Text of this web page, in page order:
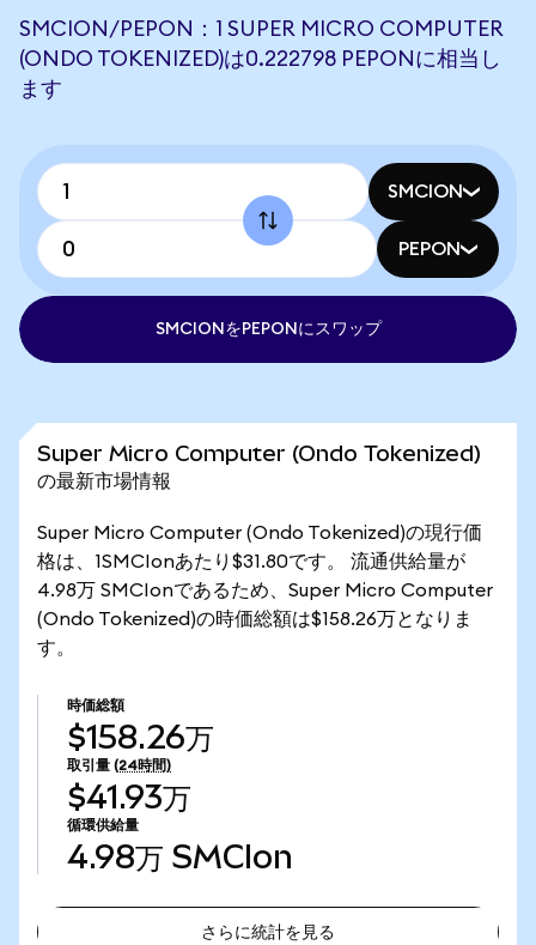
SMCION/PEPON：1 SUPER MICRO COMPUTER
(ONDO TOKENIZED)は0.222798 PEPONに相当し
ます
SMCION
PEPON
SMCIONをPEPONにスワップ
Super Micro Computer (Ondo Tokenized)
の最新市場情報
Super Micro Computer (Ondo Tokenized)の現行価
格は、1SMCIonあたり$31.80です。 流通供給量が
4.98万 SMCIonであるため、Super Micro Computer
(Ondo Tokenized)の時価総額は$158.26万となりま
す。
時価総額
$158.26万
取引量 (24時間)
$41.93万
循環供給量
4.98万 SMCIon
さらに統計を見る